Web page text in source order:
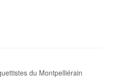
du Montpelliérain